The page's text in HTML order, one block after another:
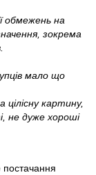
обмежень на
зокрема
мало що
картину,
не дуже хороші